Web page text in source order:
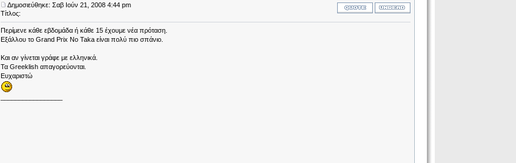
Δημοσιεύθηκε: Σαβ Ιούν 21, 2008 4:44 pm
Τίτλος:
Περίμενε κάθε εβδομάδα ή κάθε 15 έχουμε νέα πρόταση.
Εξάλλου το Grand Prix No Taka είναι πολύ πιο σπάνιο.
Και αν γίνεται γράφε με ελληνικά.
Τα Greeklish απαγορεύονται.
Ευχαριστώ